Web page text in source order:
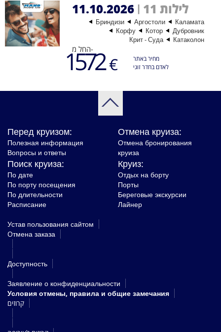
11.10.2026 | 11 לילות
Каламата
Аргостоли
Бриндизи
Дубровник
Котор
Корфу
Катаколон
Крит - Суда
החל מ-
1572€
מחיר באתר
לאדם בחדר זוגי
Перед круизом:
Полезная информация
Вопросы и ответы
Отмена круиза:
Отмена бронирования
круиза
Поиск круиза:
По дате
По порту посещения
По длительности
Расписание
Круиз:
Отдых на борту
Порты
Береговые экскурсии
Лайнер
Устав пользования сайтом
Oтмена заказа
Доступность
Заявление о конфиденциальности
Условия отмены, правила и общие замечания
קרוזים